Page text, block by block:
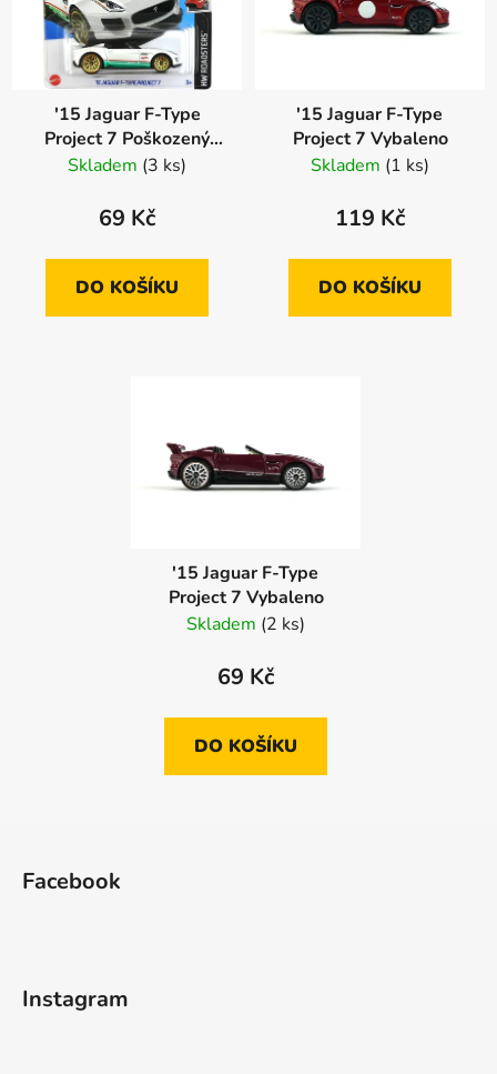
'15 Jaguar F-Type
Project 7 Poškozený
obal
Skladem (3 ks)
69 Kč
DO KOŠÍKU
'15 Jaguar F-Type
Project 7 Vybaleno
Skladem (1 ks)
119 Kč
DO KOŠÍKU
'15 Jaguar F-Type
Project 7 Vybaleno
Skladem (2 ks)
69 Kč
DO KOŠÍKU
Facebook
Instagram